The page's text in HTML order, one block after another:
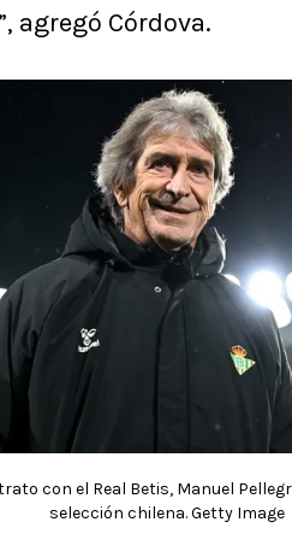
”, agregó Córdova.
con el Real Betis, Manuel
selección chilena. Getty Image